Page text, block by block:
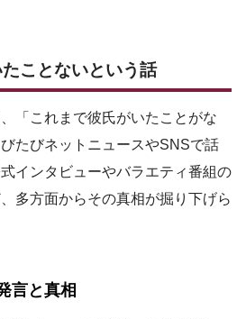
ことないという話
「これまで彼氏がいたことがな
たびネットニュースやSNSで話
インタビューやバラエティ番組の
多方面からその真相が掘り下げら
言と真相